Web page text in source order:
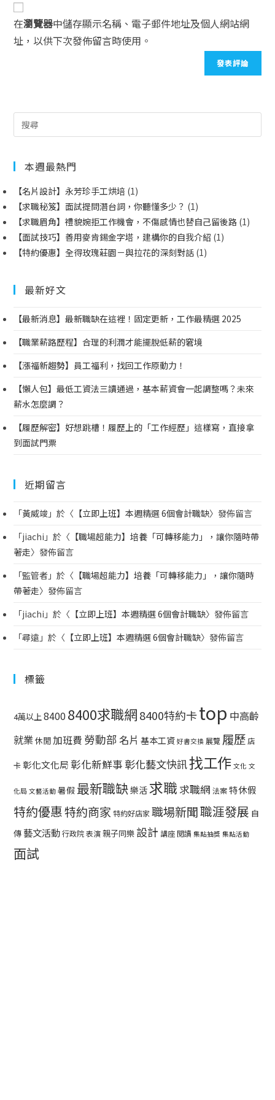
在瀏覽器中儲存顯示名稱、電子郵件地址及個人網站網
址，以供下次發佈留言時使用。
本週最熱門
【名片設計】永芳珍手工烘培 (1)
【求職秘笈】面試提問潛台詞，你聽懂多少？ (1)
【求職眉角】禮貌婉拒工作機會，不傷感情也替自己留後路 (1)
【面試技巧】善用麥肯錫金字塔，建構你的自我介紹 (1)
【特約優惠】全得玫瑰莊園－與拉花的深刻對話 (1)
最新好文
【最新消息】最新職缺在這裡！固定更新，工作最精選 2025
【職業薪路歷程】合理的利潤才能擺脫低薪的窘境
【漲福新趨勢】員工福利，找回工作原動力！
【懶人包】最低工資法三讀通過，基本薪資會一起調整嗎？未來
薪水怎麼調？
【履歷解密】好想跳槽！履歷上的「工作經歷」這樣寫，直接拿
到面試門票
近期留言
「黃威竣 」於〈 【立即上班】本週精選 6個會計職缺〉發佈留言
「jiachi 」於〈 【職場超能力】培養「可轉移能力」，讓你隨時帶
著走〉發佈留言
「監管者 」於〈 【職場超能力】培養「可轉移能力」，讓你隨時
帶著走〉發佈留言
「jiachi 」於〈 【立即上班】本週精選 6個會計職缺〉發佈留言
「尋遠 」於〈 【立即上班】本週精選 6個會計職缺〉發佈留言
標籤
4萬以上8400 8400求職網8400特約卡top 中高齡
就業休閒加班費 勞動部 名片 基本工資 好書交換 展覽 履歷店
卡彰化文化局 彰化新鮮事 彰化藝文快訊找工作 文化 文
化局 文藝活動 暑假 最新職缺樂活求職 求職網 法案特休假
特約優惠特約商家 特約好店家職場新聞職涯發展 自
傳 藝文活動行政院表演親子同樂 設計 講座閱讀 集點抽獎 集點活動
面試